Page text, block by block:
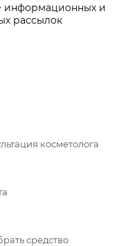
информационных и
рассылок
косметолога
средство